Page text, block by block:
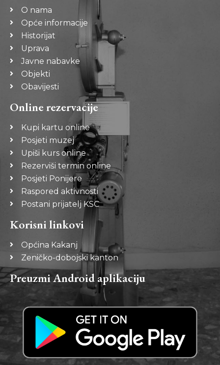
O nama
Opće informacije
Historijat
Uprava
Javne nabavke
Objekti
Obavijesti
Online rezervacije
Kupi kartu online
Posjeti muzej
Upiši kurs online
Rezerviši termin online
Posjeti Ponijere
Raspored aktivnosti
Postani prijatelj KSC
Korisni linkovi
Općina Kakanj
Zeničko-dobojski kanton
Preuzmi Android aplikaciju